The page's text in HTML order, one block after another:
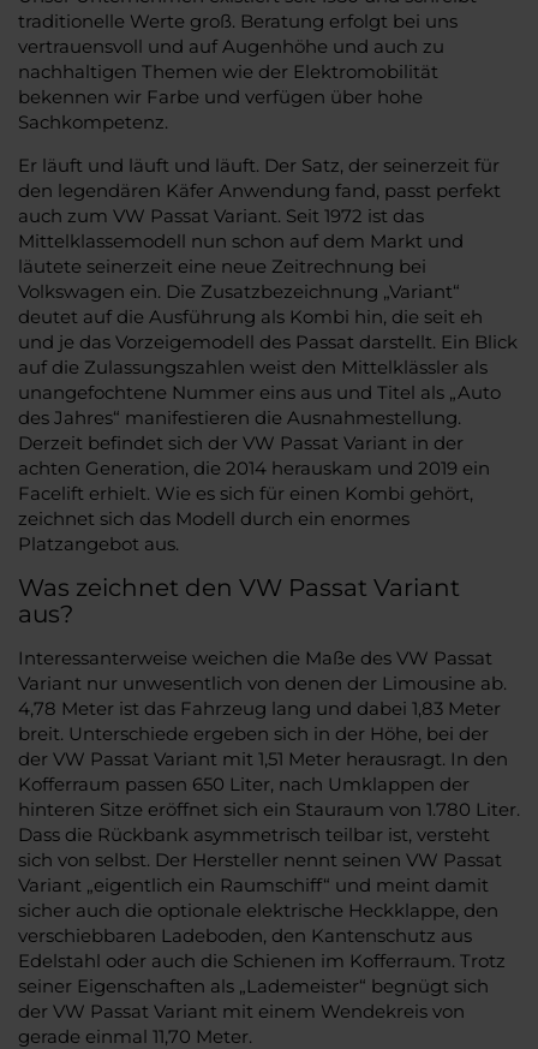
traditionelle Werte groß. Beratung erfolgt bei uns
vertrauensvoll und auf Augenhöhe und auch zu
nachhaltigen Themen wie der Elektromobilität
bekennen wir Farbe und verfügen über hohe
Sachkompetenz.
Er läuft und läuft und läuft. Der Satz, der seinerzeit für
den legendären Käfer Anwendung fand, passt perfekt
auch zum VW Passat Variant. Seit 1972 ist das
Mittelklassemodell nun schon auf dem Markt und
läutete seinerzeit eine neue Zeitrechnung bei
Volkswagen ein. Die Zusatzbezeichnung „Variant“
deutet auf die Ausführung als Kombi hin, die seit eh
und je das Vorzeigemodell des Passat darstellt. Ein Blick
auf die Zulassungszahlen weist den Mittelklässler als
unangefochtene Nummer eins aus und Titel als „Auto
des Jahres“ manifestieren die Ausnahmestellung.
Derzeit befindet sich der VW Passat Variant in der
achten Generation, die 2014 herauskam und 2019 ein
Facelift erhielt. Wie es sich für einen Kombi gehört,
zeichnet sich das Modell durch ein enormes
Platzangebot aus.
Was zeichnet den VW Passat Variant
aus?
Interessanterweise weichen die Maße des VW Passat
Variant nur unwesentlich von denen der Limousine ab.
4,78 Meter ist das Fahrzeug lang und dabei 1,83 Meter
breit. Unterschiede ergeben sich in der Höhe, bei der
der VW Passat Variant mit 1,51 Meter herausragt. In den
Kofferraum passen 650 Liter, nach Umklappen der
hinteren Sitze eröffnet sich ein Stauraum von 1.780 Liter.
Dass die Rückbank asymmetrisch teilbar ist, versteht
sich von selbst. Der Hersteller nennt seinen VW Passat
Variant „eigentlich ein Raumschiff“ und meint damit
sicher auch die optionale elektrische Heckklappe, den
verschiebbaren Ladeboden, den Kantenschutz aus
Edelstahl oder auch die Schienen im Kofferraum. Trotz
seiner Eigenschaften als „Lademeister“ begnügt sich
der VW Passat Variant mit einem Wendekreis von
gerade einmal 11,70 Meter.